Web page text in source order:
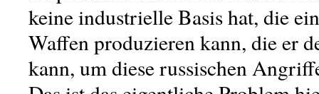
keine industrielle Basis hat, die
Waffen produzieren kann, die er
kann, um diese russischen